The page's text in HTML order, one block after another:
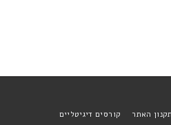
תקנון האתר קורסים דיגיטליים